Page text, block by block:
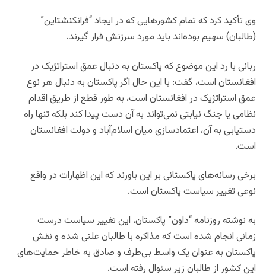
وی تأکید کرد که تمام کشورهایی که در ایجاد “فرانکنشتاین”
(طالبان) سهیم بوده‌اند باید مورد سرزنش قرار گیرند.
ربانی با رد این موضوع که پاکستان به دنبال عمق استراتژیک در
افغانستان است، گفت: با این حال اگر پاکستان به دنبال هر نوع
عمق استراتژیک در افغانستان است، به طور قطع از طریق اقدام
نظامی یا جنگ نیابتی نمی‌تواند به آن دست پیدا کند بلکه تنها راه
دستیابی به آن، اعتمادسازی میان اسلام‌آباد و دولت افغانستان
است.
برخی رسانه‌های پاکستانی بر این باورند که این اظهارات در واقع
نوعی تغییر سیاست پاکستان است.
به نوشته روزنامه “داون” پاکستان، این تغییر سیاست درست
زمانی انجام شده است که مذاکره با طالبان علنی شده و نقش
پاکستان به عنوان یک واسط بی‌طرف و صادق به خاطر حمایت‌های
این کشور از طالبان زیر سئوال رفته است.